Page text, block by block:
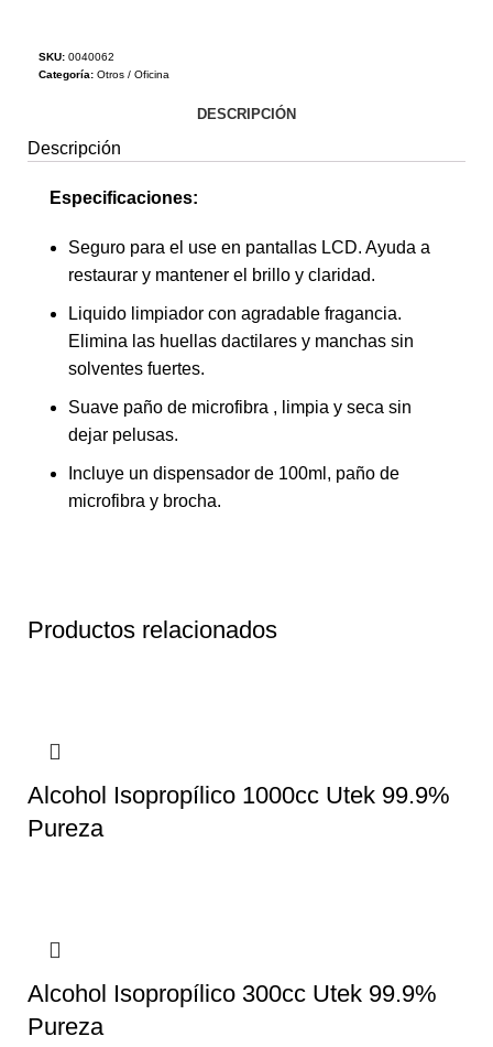
SKU: 0040062
Categoría: Otros / Oficina
DESCRIPCIÓN
Descripción
Especificaciones:
Seguro para el use en pantallas LCD. Ayuda a
restaurar y mantener el brillo y claridad.
Liquido limpiador con agradable fragancia.
Elimina las huellas dactilares y manchas sin
solventes fuertes.
Suave paño de microfibra , limpia y seca sin
dejar pelusas.
Incluye un dispensador de 100ml, paño de
microfibra y brocha.
Productos relacionados
Alcohol Isopropílico 1000cc Utek 99.9%
Pureza
Alcohol Isopropílico 300cc Utek 99.9%
Pureza